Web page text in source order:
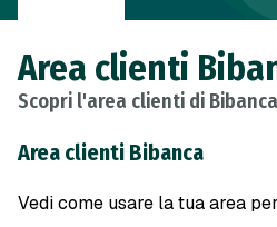
Area clienti
Scopri l'area clienti di
Area clienti Bibanca
Vedi come usare la tua area